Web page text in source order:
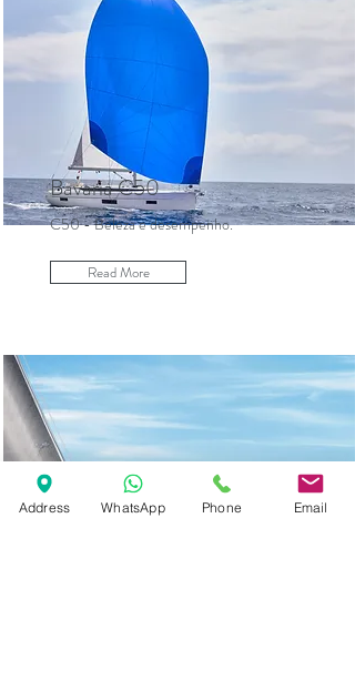
Bavaria C50
C50 - Beleza e desempenho.
Read More
Address WhatsApp Phone Email